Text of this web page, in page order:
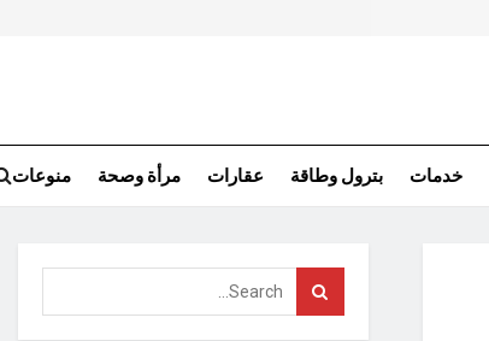
خدمات بترول وطاقة عقارات مرأة وصحة منوعات